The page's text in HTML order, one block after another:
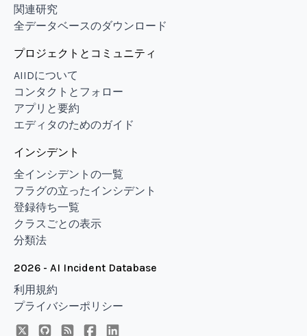
関連研究
全データベースのダウンロード
プロジェクトとコミュニティ
AIIDについて
コンタクトとフォロー
アプリと要約
エディタのためのガイド
インシデント
全インシデントの一覧
フラグの立ったインシデント
登録待ち一覧
クラスごとの表示
分類法
2026 - AI Incident Database
利用規約
プライバシーポリシー